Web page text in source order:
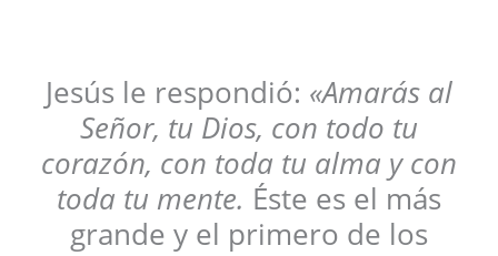
Jesús le respondió: «Amarás al
Señor, tu Dios, con todo tu
corazón, con toda tu alma y con
toda tu mente. Éste es el más
grande y el primero de los